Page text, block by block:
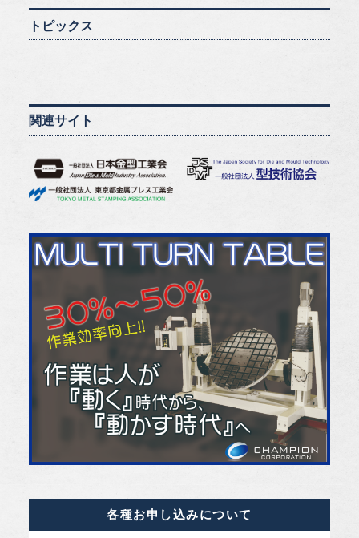
トピックス
関連サイト
各種お申し込みについて